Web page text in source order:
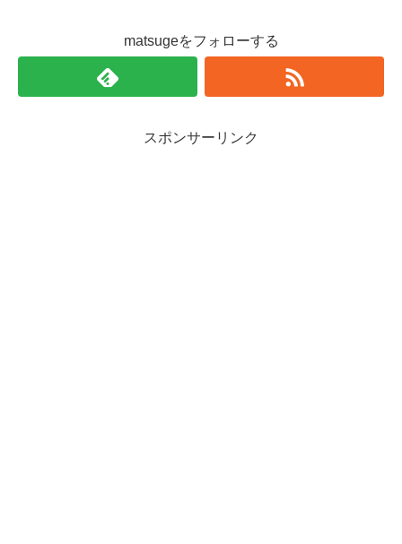
matsugeをフォローする
スポンサーリンク